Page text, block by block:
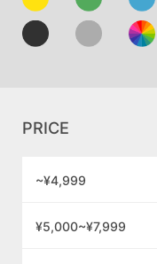
PRICE
~¥4,999
¥5,000~¥7,999